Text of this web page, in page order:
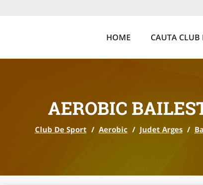
HOME CAUTA CLUB
AEROBIC
Club De Sport / Aerobic / Judet Arges /